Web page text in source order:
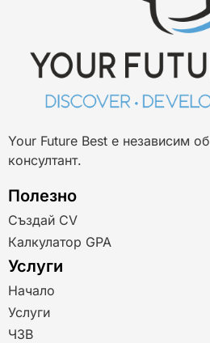
Your Future Best е независим
консултант.
Полезно
Създай CV
Калкулатор GPA
Услуги
Начало
Услуги
ЧЗВ